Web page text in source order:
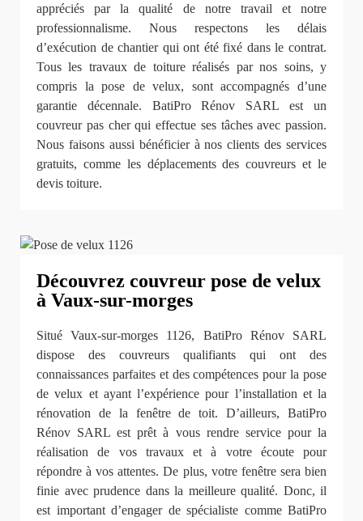
appréciés par la qualité de notre travail et notre
professionnalisme. Nous respectons les délais
d’exécution de chantier qui ont été fixé dans le contrat.
Tous les travaux de toiture réalisés par nos soins, y
compris la pose de velux, sont accompagnés d’une
garantie décennale. BatiPro Rénov SARL est un
couvreur pas cher qui effectue ses tâches avec passion.
Nous faisons aussi bénéficier à nos clients des services
gratuits, comme les déplacements des couvreurs et le
devis toiture.
Découvrez couvreur pose de velux
à Vaux-sur-morges
Situé Vaux-sur-morges 1126, BatiPro Rénov SARL
dispose des couvreurs qualifiants qui ont des
connaissances parfaites et des compétences pour la pose
de velux et ayant l’expérience pour l’installation et la
rénovation de la fenêtre de toit. D’ailleurs, BatiPro
Rénov SARL est prêt à vous rendre service pour la
réalisation de vos travaux et à votre écoute pour
répondre à vos attentes. De plus, votre fenêtre sera bien
finie avec prudence dans la meilleure qualité. Donc, il
est important d’engager de spécialiste comme BatiPro